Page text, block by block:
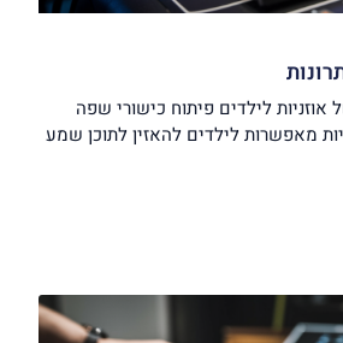
אוזניות לילדים פיתוח כישורי שפה
מאפשרות לילדים להאזין לתוכן שמע